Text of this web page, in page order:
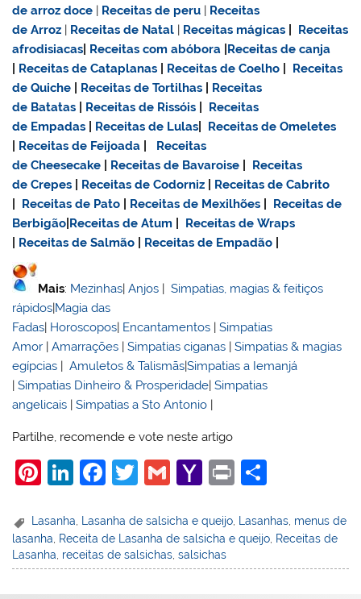
dearroz doce | Receitas de peru | Receitas
de Arroz | Receitas de Natal | Receitas mágicas
Receitas
afrodisiacas Receitas com abóbora Receitas de canja
Receitas de Cataplanas Receitas de Coelho
Receitas
de Quiche
Receitas de Tortilhas
Receitas
de Batatas
Receitas de Rissóis
Receitas
de Empadas
Receitas de Lulas
Receitas de Omeletes
Receitas de Feijoada
Receitas
de Cheesecake
Receitas de Bavaroise
Receitas
de Crepes
Receitas de Codorniz
Receitas de Cabrito
Receitas de Pato Receitas de Mexilhões
Receitas de
Berbigão Receitas de Atum
Receitas de Wraps
Receitas de Salmão Receitas de Empadão
Mais: Mezinhas|Anjos |Simpatias, magias & feitiços
rápidos|Magia das
Fadas| Horoscopos| Encantamentos |Simpatias
Amor |Amarrações |Simpatias ciganas |Simpatias & magias
egípcias |Amuletos & Talismãs|Simpatias a Iemanjá
|Simpatias Dinheiro & Prosperidade|Simpatias
angelicais |Simpatias a Sto Antonio |
Partilhe, recomende e vote neste artigo
Pi
er
e
st
Li
k
e
dI
F
c
e
b
T
itt
er
G
ai
l
Y
h
o
o
Pr
t
ar
e
Lasanha, Lasanha de salsicha e queijo, Lasanhas, menus de
lasanha
Receita de Lasanha de salsicha e queijo Receitas de
Lasanha receitas de salsichas ,salsichas